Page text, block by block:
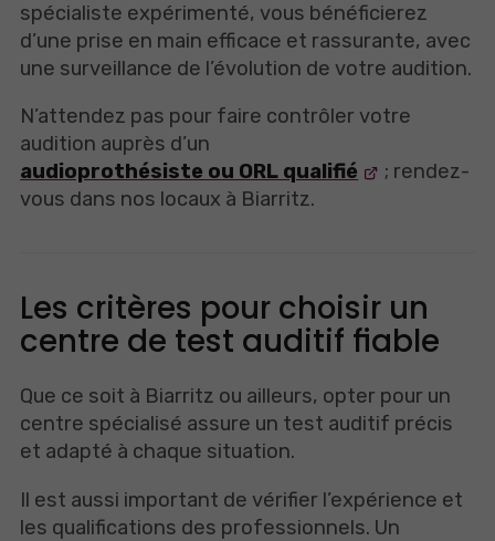
spécialiste expérimenté, vous bénéficierez
d’une prise en main efficace et rassurante, avec
une surveillance de l’évolution de votre audition.
N’attendez pas pour faire contrôler votre
audition auprès d’un
audioprothésiste ou ORL qualifié
; rendez-
vous dans nos locaux à Biarritz.
Les critères pour choisir un
centre de test auditif fiable
Que ce soit à Biarritz ou ailleurs, opter pour un
centre spécialisé assure un test auditif précis
et adapté à chaque situation.
Il est aussi important de vérifier l’expérience et
les qualifications des professionnels. Un